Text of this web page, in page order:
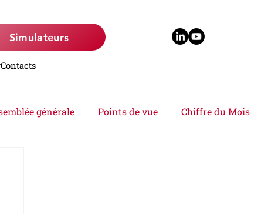
Simulateurs
Contacts
générale Points de vue Chiffre du Mois